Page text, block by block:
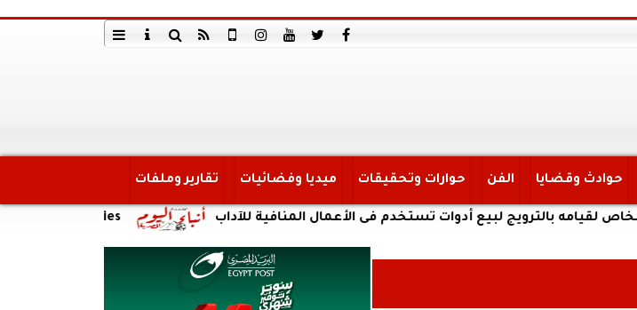
حوادث وقضايا الفن حوارات وتحقيقات ميديا وفضائيات تقارير وملفات
DDS Technologies تشارك في مؤتمر LEAP 2026 بالتعاون مع هواوي كلاود لبيع أدوات تستخدم فى الأعمال المنافية للآداب